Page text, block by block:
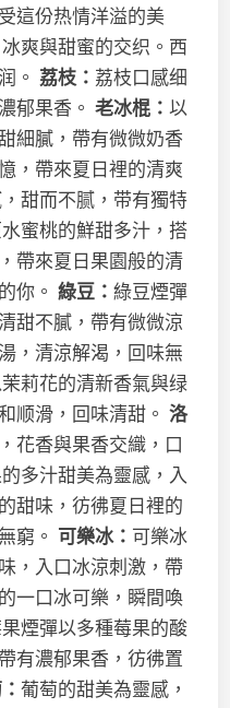
這份热情洋溢的美
爽與甜蜜的交织。西
。 荔枝： 荔枝口感细
郁果香。老冰棍：以
細膩，帶有微微奶香
，帶來夏日裡的清爽
甜而不腻，带有獨特
蜜桃的鮮甜多汁，搭
帶來夏日果園般的清
你。綠豆：綠豆煙彈
甜不膩，帶有微微涼
，清涼解渴，回味無
莉花的清新香氣與绿
顺滑，回味清甜。洛
花香與果香交織，口
多汁甜美為靈感，入
甜味，彷彿夏日裡的
窮。 可樂冰： 可樂冰
，入口冰涼刺激，帶
一口冰可樂，瞬間喚
煙彈以多種莓果的酸
有濃郁果香，彷彿置
葡萄的甜美為靈感，